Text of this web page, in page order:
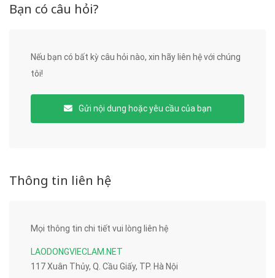
Bạn có câu hỏi?
Nếu bạn có bất kỳ câu hỏi nào, xin hãy liên hệ với chúng
tôi!
Gửi nội dung hoặc yêu cầu của bạn
Thông tin liên hệ
Mọi thông tin chi tiết vui lòng liên hệ
LAODONGVIECLAM.NET
117 Xuân Thủy, Q. Cầu Giấy, TP. Hà Nội